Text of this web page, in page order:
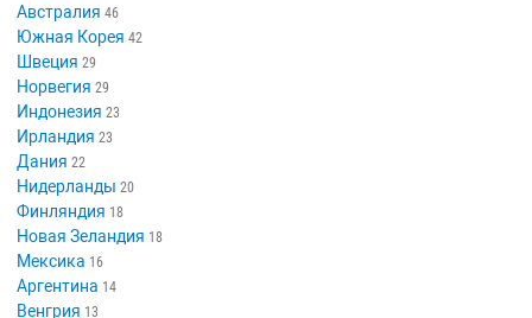
Австралия 46
Южная Корея 42
Швеция 29
Норвегия 29
Индонезия 23
Ирландия 23
Дания 22
Нидерланды 20
Финляндия 18
Новая Зеландия 18
Мексика 16
Аргентина 14
Венгрия 13